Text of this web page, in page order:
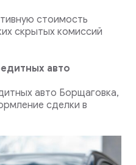
стоимость
скрытых комиссий
авто
авто Борщаговка,
сделки в